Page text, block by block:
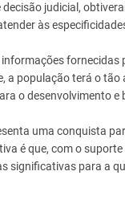
judicial,
às
fornecidas
a população terá o
o desenvolvimento
uma conquista
é que, com o
significativas para a